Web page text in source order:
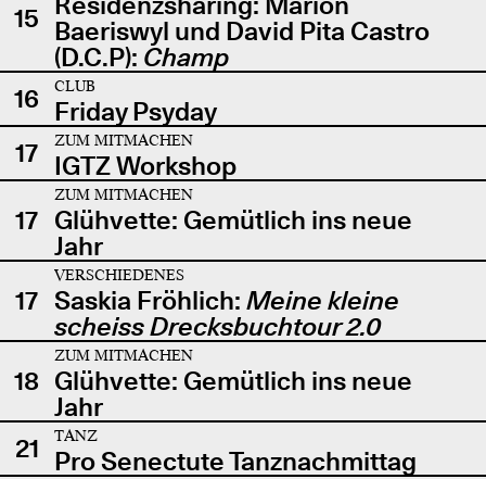
15 Baeriswyl und David Pita Castro
(D.C.P): Champ
16
CLUB
Friday Psyday
17
ZUM MITMACHEN
IGTZ Workshop
17
ZUM MITMACHEN
Glühvette: Gemütlich ins neue
Jahr
17
VERSCHIEDENES
Saskia Fröhlich: Meine kleine
scheiss Drecksbuchtour 2.0
18
ZUM MITMACHEN
Glühvette: Gemütlich ins neue
Jahr
21
TANZ
Pro Senectute Tanznachmittag